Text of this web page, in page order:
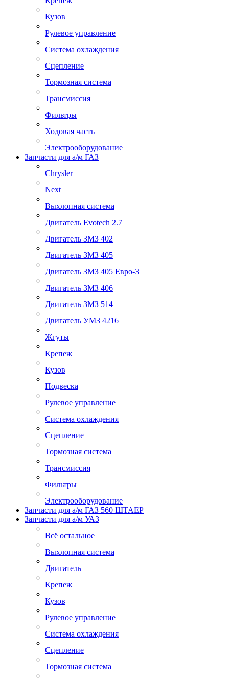
Кузов
Рулевое управление
Система охлаждения
Сцепление
Тормозная система
Трансмиссия
Фильтры
Ходовая часть
Электрооборудование
Запчасти для а/м ГАЗ
Chrysler
Next
Выхлопная система
Двигатель Evotech 2.7
Двигатель ЗМЗ 402
Двигатель ЗМЗ 405
Двигатель ЗМЗ 405 Евро-3
Двигатель ЗМЗ 406
Двигатель ЗМЗ 514
Двигатель УМЗ 4216
Жгуты
Крепеж
Кузов
Подвеска
Рулевое управление
Система охлаждения
Сцепление
Тормозная система
Трансмиссия
Фильтры
Электрооборудование
Запчасти для а/м ГАЗ 560 ШТАЕР
Запчасти для а/м УАЗ
Всё остальное
Выхлопная система
Двигатель
Крепеж
Кузов
Рулевое управление
Система охлаждения
Сцепление
Тормозная система